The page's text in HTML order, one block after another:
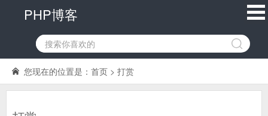
PHP博客
您现在的位置是： 首页 > 打赏